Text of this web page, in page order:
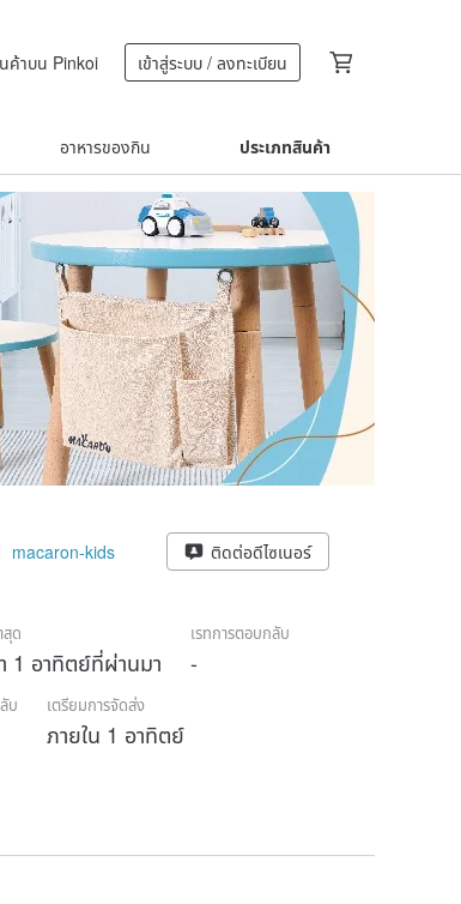
ค้าบน Pinkoi เข้าสู่ระบบ / ลงทะเบียน
อาหารของกิน ประเภทสินค้า
macaron-kids ติดต่อดีไซเนอร์
สุด
1 อาทิตย์ที่ผ่านมา
เรทการตอบกลับ
-
บ เตรียมการจัดส่ง
ภายใน 1 อาทิตย์